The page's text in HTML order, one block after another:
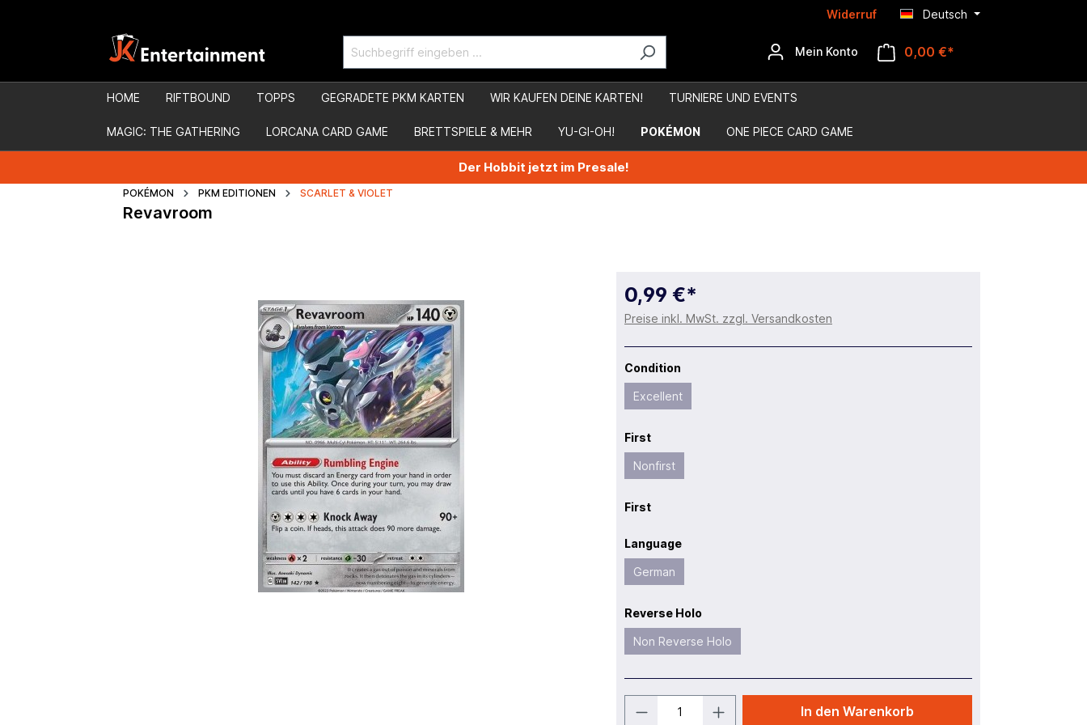
Widerruf Deutsch
Mein Konto 0,00 €*
HOME RIFTBOUND TOPPS GEGRADETE PKM KARTEN WIR KAUFEN DEINE KARTEN! TURNIERE UND EVENTS
MAGIC: THE GATHERING LORCANA CARD GAME BRETTSPIELE & MEHR YU-GI-OH! POKÉMON ONE PIECE CARD GAME
Der Hobbit jetzt im Presale!
POKÉMON PKM EDITIONEN SCARLET & VIOLET
Revavroom
0,99 €*
Preise inkl. MwSt. zzgl. Versandkosten
Condition
Excellent
First
Nonfirst
First
Language
German
Reverse Holo
Non Reverse Holo
In den Warenkorb